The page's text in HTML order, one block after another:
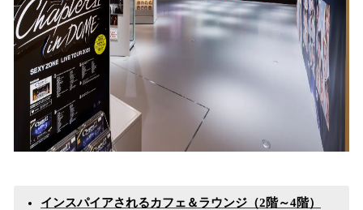
インスパイアされるカフェ＆ラウンジ（2階～4階）